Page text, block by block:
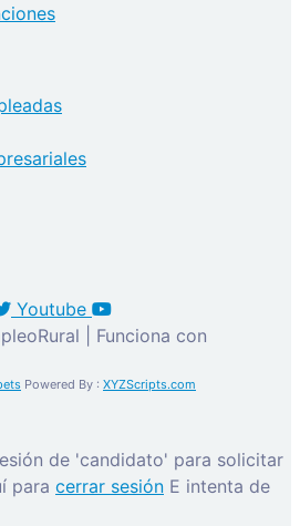
Youtube
| Funciona con
Powered By : XYZScripts.com
de 'candidato' para solicitar
para cerrar sesión E intenta de